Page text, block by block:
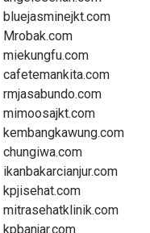
bluejasminejkt.com
Mrobak.com
miekungfu.com
cafetemankita.com
rmjasabundo.com
mimoosajkt.com
kembangkawung.com
chungiwa.com
ikanbakarcianjur.com
kpjisehat.com
mitrasehatklinik.com
kpbanjar.com